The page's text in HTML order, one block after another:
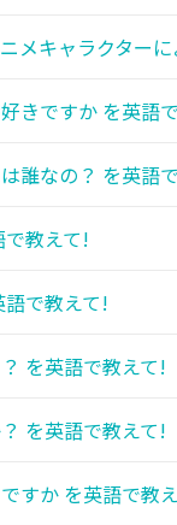
メキャラクター
きですか を英語
誰なの？ を英語
教えて!
で教えて!
を英語で教えて!
を英語で教えて!
すか を英語で教